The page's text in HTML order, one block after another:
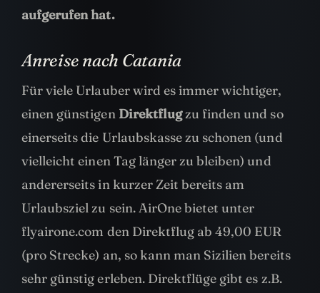
aufgerufen hat.
Anreise nach Catania
Für viele Urlauber wird es immer wichtiger,
einen günstigen Direktflugzu finden und so
einerseits die Urlaubskasse zu schonen (und
vielleicht einen Tag länger zu bleiben) und
andererseits in kurzer Zeit bereits am
Urlaubsziel zu sein. AirOne bietet unter
flyairone.com den Direktflug ab 49,00 EUR
(pro Strecke) an, so kann man Sizilien bereits
sehr günstig erleben. Direktflüge gibt es z.B.